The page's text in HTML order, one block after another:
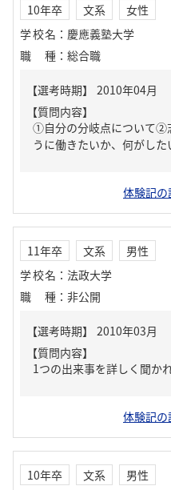
10年卒 文系
女性
学校名 ： 慶應義塾大学
職種 ： 総合職
【質問内容】
①自分の分岐点について②
うに働きたいか、何がし
体験記の
11年卒 文系
男性
学校名 ： 法政大学
職種 ： 非公開
【質問内容】
1つの出来事を詳しく聞か
体験記の
10年卒 文系
男性